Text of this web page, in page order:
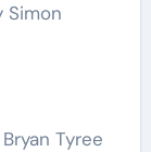
Simon
Tyree